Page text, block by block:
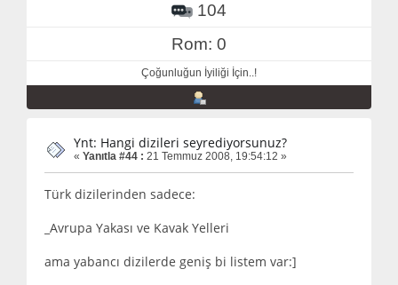
104
Rom: 0
Çoğunluğun İyiliği İçin..!
Ynt: Hangi dizileri seyrediyorsunuz?
« Yanıtla #44 : 21 Temmuz 2008, 19:54:12 »
Türk dizilerinden sadece:
_Avrupa Yakası ve Kavak Yelleri
ama yabancı dizilerde geniş bi listem var:]